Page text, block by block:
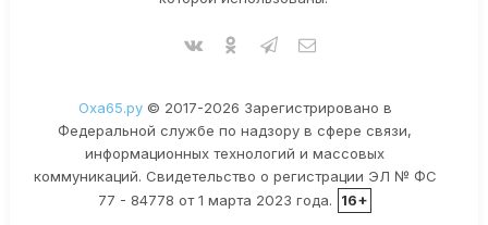
Оха65.ру© 2017-2026 Зарегистрировано в
Федеральной службе по надзору в сфере связи,
информационных технологий и массовых
коммуникаций. Свидетельство о регистрации ЭЛ № ФС
77 - 84778 от 1 марта 2023 года.
16+